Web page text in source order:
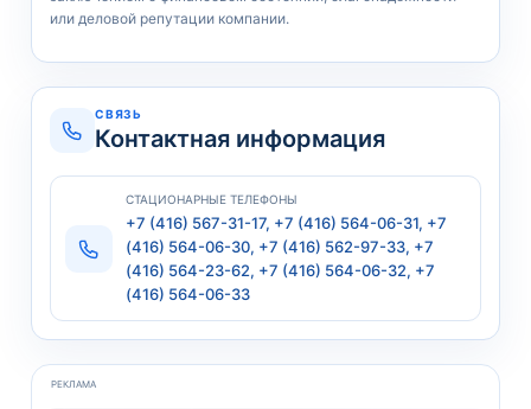
или деловой репутации компании.
СВЯЗЬ
Контактная информация
СТАЦИОНАРНЫЕ ТЕЛЕФОНЫ
+7 (416) 567-31-17, +7 (416) 564-06-31, +7
(416) 564-06-30, +7 (416) 562-97-33, +7
(416) 564-23-62, +7 (416) 564-06-32, +7
(416) 564-06-33
РЕКЛАМА